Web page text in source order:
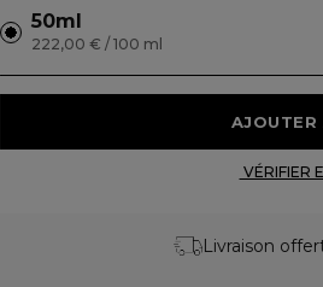
50ml
222,00 € / 100 ml
Livraison